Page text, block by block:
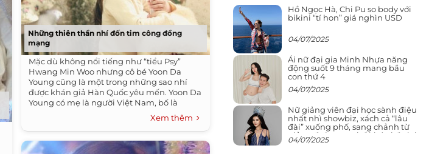
Những thiên thần nhí đốn tim công đồng
mạng
Mặc dù không nổi tiếng như “tiểu Psy”
Hwang Min Woo nhưng cô bé Yoon Da
Young cũng là một trong những sao nhí
được khán giả Hàn Quốc yêu mến. Yoon Da
Young có mẹ là người Việt Nam, bố là
Xem thêm
Hồ Ngọc Hà, Chi Pu so body với
bikini “tí hon” giá nghìn USD
04/07/2025
Ái nữ đại gia Minh Nhựa năng
động suốt 9 tháng mang bầu
con thứ 4
04/07/2025
Nữ giảng viên đại học sành điệu
nhất nhì showbiz, xách cả “lâu
đài” xuống phố, sang chảnh từ
giảng đường ra phố khó ai đọ lại
04/07/2025